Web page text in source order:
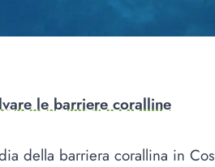
le barriere coralline
della barriera corallina in